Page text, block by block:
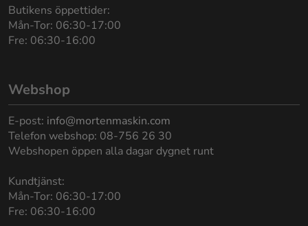
Butikens öppettider:
Mån-Tor: 06:30-17:00
Fre: 06:30-16:00
Webshop
E-post: info@mortenmaskin.com
Telefon webshop: 08-756 26 30
Webshopen öppen alla dagar dygnet runt
Kundtjänst:
Mån-Tor: 06:30-17:00
Fre: 06:30-16:00